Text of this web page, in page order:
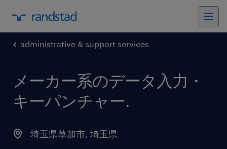
administrative & support services
メーカー系のデータ入力・
キーパンチャー.
埼玉県草加市, 埼玉県